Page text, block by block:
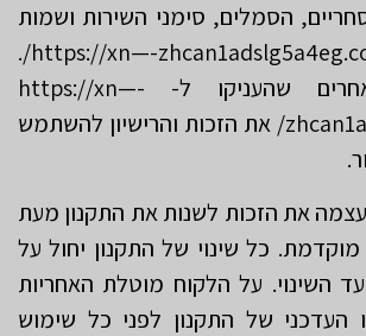
הסמלים, סימני השירות ושמות
המסחר הם ב https://xn—-zhcan1adslg5a4eg.co.il/.
או בבעלות אחרים שהעניקו ל- https://xn—-
zhcan1adslg5a4eg.co.il/ את הזכות והרישיון להשתמש
את הזכות לשנות את התקנון מעת
כל שינוי של התקנון יחול על
השינוי. על הלקוח מוטלת האחריות
העדכני של התקנון לפני כל שימוש